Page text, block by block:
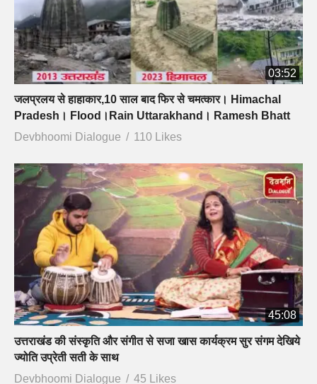
03:52
जलप्रलय से हाहाकार,10 साल बाद फिर से चमत्कार। Himachal
Pradesh। Flood।Rain Uttarakhand। Ramesh Bhatt
Devbhoomi Dialogue
110 Likes
45:08
उत्तराखंड की संस्कृति और संगीत से सजा खास कार्यक्रम सुर संगम देखिये
ज्योति उप्रेती सती के साथ
Devbhoomi Dialogue
45 Likes